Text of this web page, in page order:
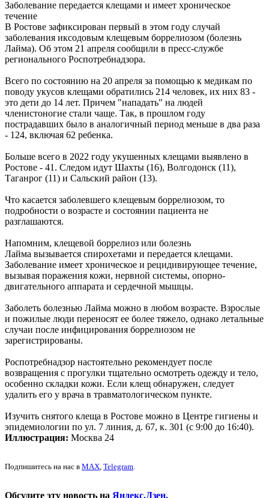
Заболевание передается клещами и имеет хроническое
течение
В Ростове зафиксирован первый в этом году случай
заболевания иксодовым клещевым боррелиозом (болезнь
Лайма). Об этом 21 апреля сообщили в пресс-службе
регионального Роспотребнадзора.
Всего по состоянию на 20 апреля за помощью к медикам по
поводу укусов клещами обратились 214 человек, их них 83 -
это дети до 14 лет. Причем "нападать" на людей
членистоногие стали чаще. Так, в прошлом году
пострадавших было в аналогичный период меньше в два раза
- 124, включая 62 ребенка.
Больше всего в 2022 году укушенных клещами выявлено в
Ростове - 41. Следом идут Шахты (16), Волгодонск (11),
Таганрог (11) и Сальский район (13).
Что касается заболевшего клещевым боррелиозом, то
подробности о возрасте и состоянии пациента не
разглашаются.
Напомним, клещевой боррелиоз или болезнь
Лайма вызывается спирохетами и передается клещами.
Заболевание имеет хроническое и рецидивирующее течение,
вызывая поражения кожи, нервной системы, опорно-
двигательного аппарата и сердечной мышцы.
Заболеть болезнью Лайма можно в любом возрасте. Взрослые
и пожилые люди переносят ее более тяжело, однако летальные
случаи после инфицирования боррелиозом не
зарегистрированы.
Роспотребнадзор настоятельно рекомендует после
возвращения с прогулки тщательно осмотреть одежду и тело,
особенно складки кожи. Если клещ обнаружен, следует
удалить его у врача в травматологическом пункте.
Изучить снятого клеща в Ростове можно в Центре гигиены и
эпидемиологии по ул. 7 линия, д. 67, к. 301 (с 9:00 до 16:40).
Иллюстрация: Москва 24
Подпишитесь на нас в MAX, Telegram.
Обсудите эту новость на Яндекс.Дзен.